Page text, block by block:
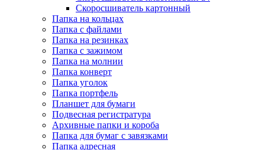
Скоросшиватель картонный
Папка на кольцах
Папка с файлами
Папка на резинках
Папка с зажимом
Папка на молнии
Папка конверт
Папка уголок
Папка портфель
Планшет для бумаги
Подвесная регистратура
Архивные папки и короба
Папка для бумаг с завязками
Папка адресная